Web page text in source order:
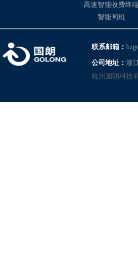
高速智能收费终
智能闸机
联系邮箱：
公司地址： 浙
杭州国朗科技